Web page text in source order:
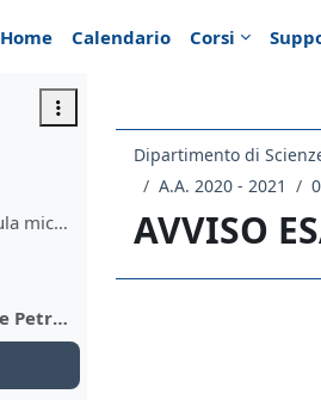
Home
Calendario Corsi
Modalità di accesso all'aula microscopia per esercitazioni
Lezioni di Mineralogia e Petrografia con Laboratorio
Dipartimento di
A.A. 2020 - 2021
AVVISO